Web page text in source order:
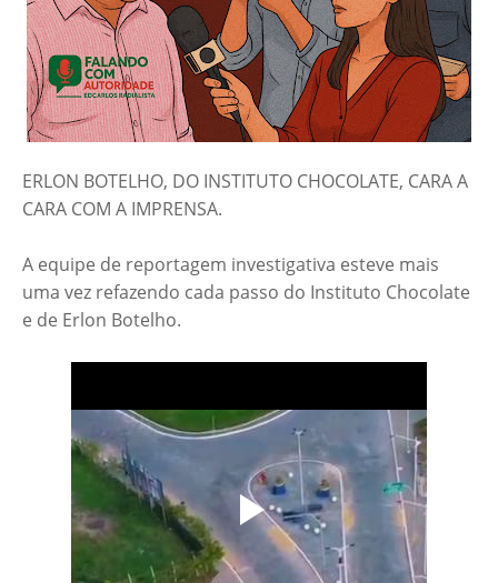
ERLON BOTELHO, DO INSTITUTO CHOCOLATE, CARA A
CARA COM A IMPRENSA.
A equipe de reportagem investigativa esteve mais
uma vez refazendo cada passo do Instituto Chocolate
e de Erlon Botelho.